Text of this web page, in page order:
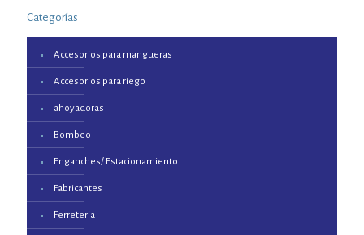
Categorías
Accesorios para mangueras
Accesorios para riego
ahoyadoras
Bombeo
Enganches/ Estacionamiento
Fabricantes
Ferreteria